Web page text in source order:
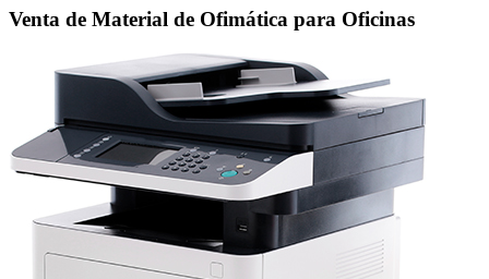
Venta de Material de Ofimática para Oficinas